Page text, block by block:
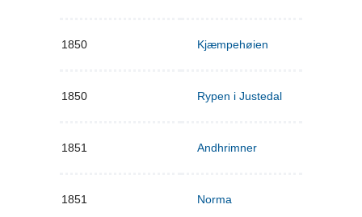
1850 Kjæmpehøien
1850 Rypen i Justedal
1851 Andhrimner
1851 Norma